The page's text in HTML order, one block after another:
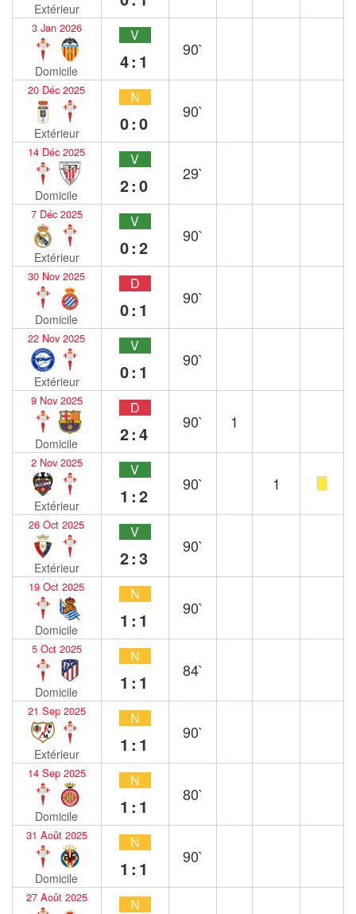
Extérieur
3 Jan 2026
Domicile
V
4:1
90`
20 Déc 2025
Extérieur
N
0:0
90`
14 Déc 2025
Domicile
V
2:0
29`
7 Déc 2025
Extérieur
V
0:2
90`
30 Nov 2025
Domicile
D
0:1
90`
22 Nov 2025
Extérieur
V
0:1
90`
9 Nov 2025
Domicile
D
2:4
90` 1
2 Nov 2025
Extérieur
V
1:2
90` 1
26 Oct 2025
Extérieur
V
2:3
90`
19 Oct 2025
Domicile
N
1:1
90`
5 Oct 2025
Domicile
N
1:1
84`
21 Sep 2025
Extérieur
N
1:1
90`
14 Sep 2025
Domicile
N
1:1
80`
31 Août 2025
Domicile
N
1:1
90`
27 Août 2025 N